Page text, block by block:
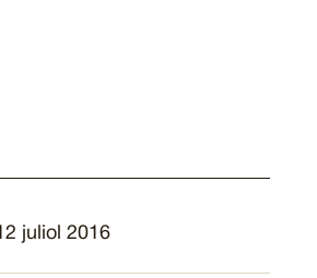
juliol 2016